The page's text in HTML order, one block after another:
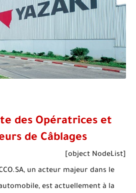
des Opératrices et
de Câblages
[object NodeList]
un acteur majeur dans le
est actuellement à la